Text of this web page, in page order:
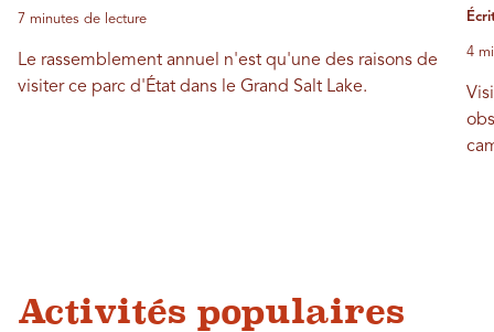
7 minutes de lecture
Le rassemblement annuel n'est qu'une des raisons de
visiter ce parc d'État dans le Grand Salt Lake.
4
Activités populaires